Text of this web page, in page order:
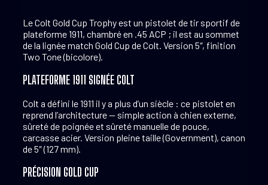
Le Colt Gold Cup Trophy est un pistolet de tir sportif de
plateforme 1911, chambré en .45 ACP ; il est au sommet
de la lignée match Gold Cup de Colt. Version 5″, finition
Two Tone (bicolore).
PLATEFORME 1911 SIGNÉE COLT
Colt a défini le 1911 il y a plus d’un siècle : ce pistolet en
reprend l’architecture — simple action à chien externe,
sûreté de poignée et sûreté manuelle de pouce,
carcasse acier. Version pleine taille (Government), canon
de 5″ (127 mm).
PRÉCISION GOLD CUP